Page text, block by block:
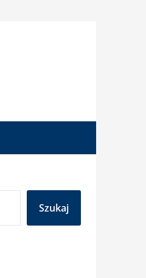
Szukaj